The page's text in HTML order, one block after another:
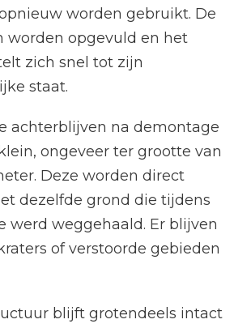
worden gebruikt. De
worden opgevuld en het
zich snel tot zijn
staat.
achterblijven na demontage
ongeveer ter grootte van
Deze worden direct
dezelfde grond die tijdens
werd weggehaald. Er blijven
of verstoorde gebieden
blijft grotendeels intact